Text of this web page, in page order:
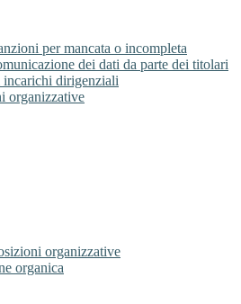
per mancata o incompleta
dei dati da parte dei titolari
incarichi dirigenziali
organizzative
organizzative
organica